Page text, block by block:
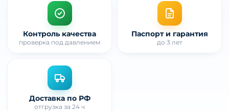
Контроль качества
проверка под давлением
Паспорт и гарантия
до 3 лет
Доставка по РФ
отгрузка за 24 ч